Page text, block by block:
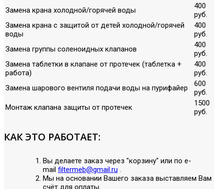
Замена крана холодной/горячей воды
400
руб.
Замена крана с защитой от детей холодной/горячей
воды
400
руб.
Замена группы соленоидных клапанов
400
руб.
Замена таблетки в клапане от протечек (таблетка +
работа)
400
руб.
Замена шарового вентиля подачи воды на пурифайер
600
руб.
Монтаж клапана защиты от протечек
1500
руб.
КАК ЭТО РАБОТАЕТ:
Вы делаете заказ через "корзину" или по е-
mail filtermeb@gmail.ru .
Мы на основании Вашего заказа выставляем Вам
счёт для оплаты.